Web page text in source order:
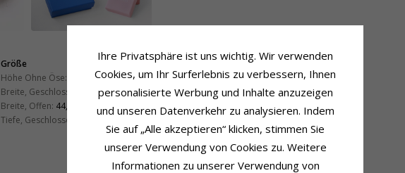
Größe
Höhe Ohne Öse:
34,1 mm
Breite, Geschlossen:
27,3 mm
Breite, Offen: 44,1 mm
Tiefe, Geschlossen:
Lieferzeit
Lieferzeit:4-5 Werktage
VERWANDTE PRODUKTE
Ihre Privatsphäre ist uns wichtig. Wir verwenden
Cookies, um Ihr Surferlebnis zu verbessern, Ihnen
personalisierte Werbung und Inhalte anzuzeigen
und unseren Datenverkehr zu analysieren. Indem
Sie auf „Alle akzeptieren“ klicken, stimmen Sie
unserer Verwendung von Cookies zu. Weitere
Informationen zu unserer Verwendung von